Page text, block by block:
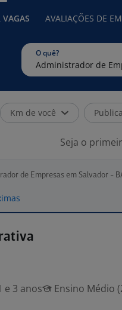
AVALIAÇÕES DE
O quê?
Km de você
Seja o
de Empresas em Salvador -
e 3 anos
Ensino Médio